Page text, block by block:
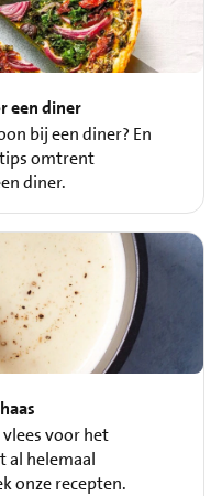
een diner
bij een diner? En
omtrent
diner.
voor het
al helemaal
onze recepten.